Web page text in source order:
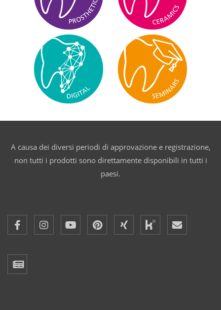
A causa dei diversi periodi di approvazione e registrazione,
non tutti i prodotti sono direttamente disponibili in tutti i
paesi.